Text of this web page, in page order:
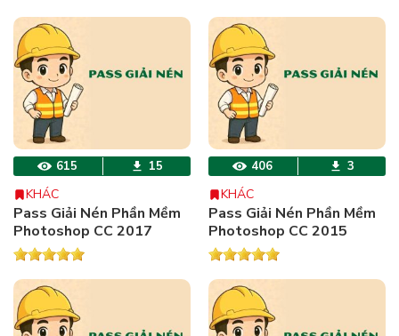
615 15
KHÁC
Pass Giải Nén Phần Mềm
Photoshop CC 2017
406 3
KHÁC
Pass Giải Nén Phần Mềm
Photoshop CC 2015